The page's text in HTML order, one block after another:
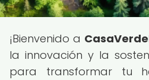
¡Bienvenido a
la innovación y la
para transformar tu